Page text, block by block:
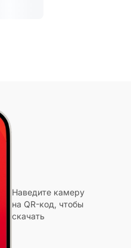
Наведите камеру
на QR-код, чтобы
скачать